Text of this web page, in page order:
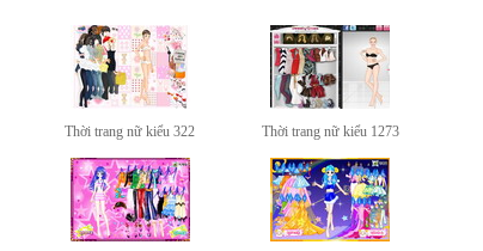
Thời trang nữ kiểu 322 Thời trang nữ kiểu 1273